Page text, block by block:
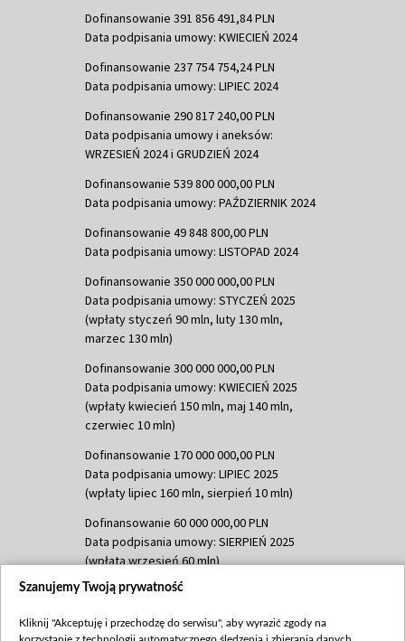
Dofinansowanie 391 856 491,84 PLN
Data podpisania umowy: KWIECIEŃ 2024
Dofinansowanie 237 754 754,24 PLN
Data podpisania umowy: LIPIEC 2024
Dofinansowanie 290 817 240,00 PLN
Data podpisania umowy i aneksów:
WRZESIEŃ 2024 i GRUDZIEŃ 2024
Dofinansowanie 539 800 000,00 PLN
Data podpisania umowy: PAŹDZIERNIK 2024
Dofinansowanie 49 848 800,00 PLN
Data podpisania umowy: LISTOPAD 2024
Dofinansowanie 350 000 000,00 PLN
Data podpisania umowy: STYCZEŃ 2025
(wpłaty styczeń 90 mln, luty 130 mln,
marzec 130 mln)
Dofinansowanie 300 000 000,00 PLN
Data podpisania umowy: KWIECIEŃ 2025
(wpłaty kwiecień 150 mln, maj 140 mln,
czerwiec 10 mln)
Dofinansowanie 170 000 000,00 PLN
Data podpisania umowy: LIPIEC 2025
(wpłaty lipiec 160 mln, sierpień 10 mln)
Dofinansowanie 60 000 000,00 PLN
Data podpisania umowy: SIERPIEŃ 2025
(wpłata wrzesień 60 mln)
Dofinansowanie 635 783 051,21 PLN
(wpłata wrzesień 100 mln, październik 350
Szanujemy Twoją prywatność
Kliknij "Akceptuję i przechodzę do serwisu", aby wyrazić zgody na